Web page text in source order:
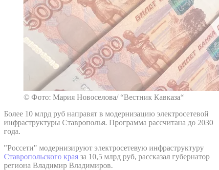
© Фото: Мария Новоселова/ “Вестник Кавказа“
Более 10 млрд руб направят в модернизацию электросетевой
инфраструктуры Ставрополья. Программа рассчитана до 2030
года.
"Россети" модернизируют электросетевую инфраструктуру
Ставропольского края за 10,5 млрд руб, рассказал губернатор
региона Владимир Владимиров.